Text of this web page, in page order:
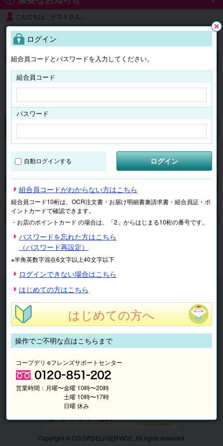
こんにちは、ゲストさん。
よくある質問
ログイン
くらしのサービス マイページ
検索
申し訳ございません。 現在、該当商品は、お取扱いしておりません。
マイページ 注文履歴
抽選結果
請求内容
チケット
くらしのサービス
このサイトの使い方
マイページ
Copyright © CO-OPDELI SERVICE. All rights reserved.
ログイン
組合員コードとパスワードを入力してください。
組合員コード
パスワード
自動ログインする ログイン
組合員コードがわからない方はこちら
組合員コード10桁は、OCR注文書・お届け明細書兼請求書・組合員証・ポ
イントカードで確認できます。
・お店のポイントカード の場合は、「2」からはじまる10桁の番号です。
パスワードを忘れた方はこちら
（パスワード再設定）
※半角英数字混在6文字以上40文字以下
ログインできない場合はこちら
はじめての方はこちら
はじめての方へ
操作でご不明な点はこちらまで
コープデリ eフレンズサポートセンター
営業時間： 月曜〜金曜 10時〜20時
土曜 10時〜17時
日曜 休み